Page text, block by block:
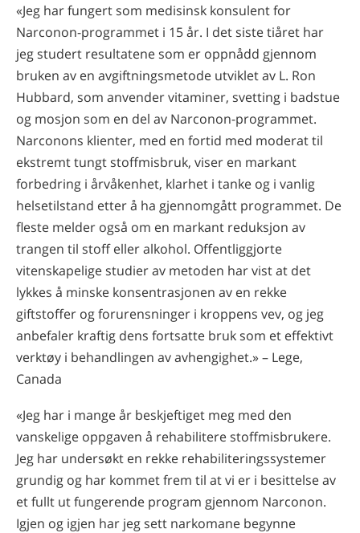
«Jeg har fungert som medisinsk konsulent for
Narconon-programmet i 15 år. I det siste tiåret har
jeg studert resultatene som er oppnådd gjennom
bruken av en avgiftningsmetode utviklet av L. Ron
Hubbard, som anvender vitaminer, svetting i badstue
og mosjon som en del av Narconon-programmet.
Narconons klienter, med en fortid med moderat til
ekstremt tungt stoffmisbruk, viser en markant
forbedring i årvåkenhet, klarhet i tanke og i vanlig
helsetilstand etter å ha gjennomgått programmet. De
fleste melder også om en markant reduksjon av
trangen til stoff eller alkohol. Offentliggjorte
vitenskapelige studier av metoden har vist at det
lykkes å minske konsentrasjonen av en rekke
giftstoffer og forurensninger i kroppens vev, og jeg
anbefaler kraftig dens fortsatte bruk som et effektivt
verktøy i behandlingen av avhengighet.» – Lege,
Canada
«Jeg har i mange år beskjeftiget meg med den
vanskelige oppgaven å rehabilitere stoffmisbrukere.
Jeg har undersøkt en rekke rehabiliteringssystemer
grundig og har kommet frem til at vi er i besittelse av
et fullt ut fungerende program gjennom Narconon.
Igjen og igjen har jeg sett narkomane begynne